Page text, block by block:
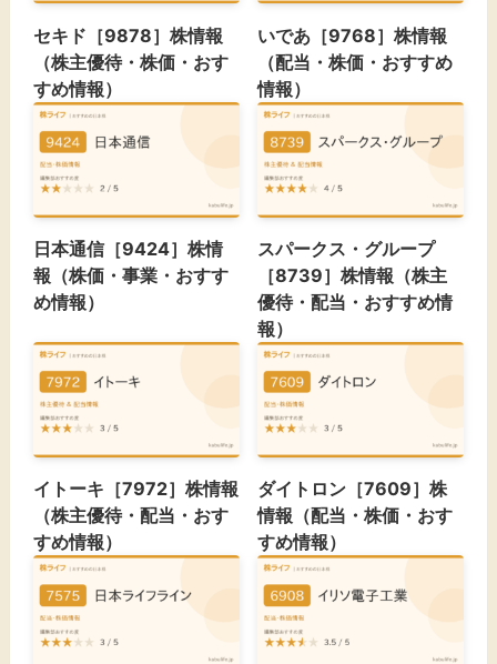
セキド［9878］株情報
（株主優待・株価・おす
すめ情報）
いであ［9768］株情報
（配当・株価・おすすめ
情報）
日本通信［9424］株情
報（株価・事業・おすす
め情報）
スパークス・グループ
［8739］株情報（株主
優待・配当・おすすめ情
報）
イトーキ［7972］株情報
（株主優待・配当・おす
すめ情報）
ダイトロン［7609］株
情報（配当・株価・おす
すめ情報）